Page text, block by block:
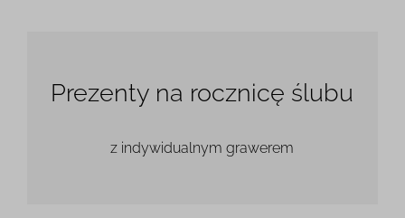
Prezenty na rocznicę ślubu
z indywidualnym grawerem